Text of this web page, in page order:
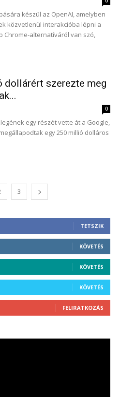
készül az OpenAI, amelyben
közvetlenül interakcióba lépni a
Chrome-alternatíváról van szó,
dollárért szerezte meg
0
egy részét vette át a Google,
egy 250 millió dolláros
3
TETSZIK
KÖVETÉS
KÖVETÉS
KÖVETÉS
FELIRATKOZÁS